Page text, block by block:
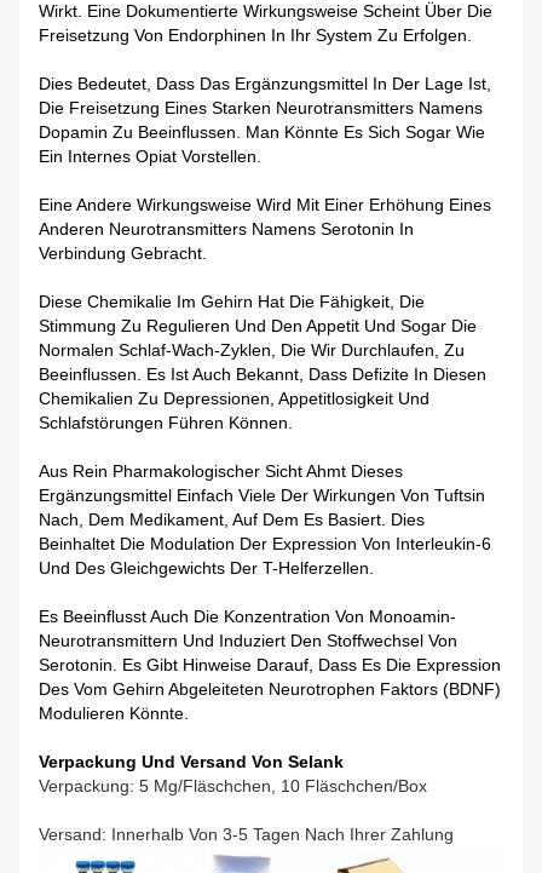
Wirkt. Eine Dokumentierte Wirkungsweise Scheint Über Die
Freisetzung Von Endorphinen In Ihr System Zu Erfolgen.
Dies Bedeutet, Dass Das Ergänzungsmittel In Der Lage Ist,
Die Freisetzung Eines Starken Neurotransmitters Namens
Dopamin Zu Beeinflussen. Man Könnte Es Sich Sogar Wie
Ein Internes Opiat Vorstellen.
Eine Andere Wirkungsweise Wird Mit Einer Erhöhung Eines
Anderen Neurotransmitters Namens Serotonin In
Verbindung Gebracht.
Diese Chemikalie Im Gehirn Hat Die Fähigkeit, Die
Stimmung Zu Regulieren Und Den Appetit Und Sogar Die
Normalen Schlaf-Wach-Zyklen, Die Wir Durchlaufen, Zu
Beeinflussen. Es Ist Auch Bekannt, Dass Defizite In Diesen
Chemikalien Zu Depressionen, Appetitlosigkeit Und
Schlafstörungen Führen Können.
Aus Rein Pharmakologischer Sicht Ahmt Dieses
Ergänzungsmittel Einfach Viele Der Wirkungen Von Tuftsin
Nach, Dem Medikament, Auf Dem Es Basiert. Dies
Beinhaltet Die Modulation Der Expression Von Interleukin-6
Und Des Gleichgewichts Der T-Helferzellen.
Es Beeinflusst Auch Die Konzentration Von Monoamin-
Neurotransmittern Und Induziert Den Stoffwechsel Von
Serotonin. Es Gibt Hinweise Darauf, Dass Es Die Expression
Des Vom Gehirn Abgeleiteten Neurotrophen Faktors (BDNF)
Modulieren Könnte.
Verpackung Und Versand Von Selank
Verpackung: 5 Mg/Fläschchen, 10 Fläschchen/Box
Versand: Innerhalb Von 3-5 Tagen Nach Ihrer Zahlung